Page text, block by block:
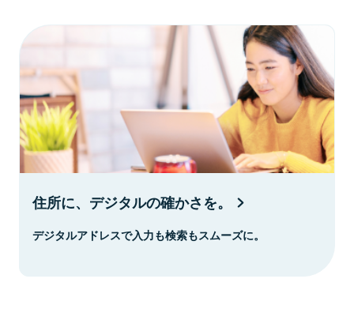
住所に、デジタルの確かさを。
デジタルアドレスで入力も検索もスムーズに。